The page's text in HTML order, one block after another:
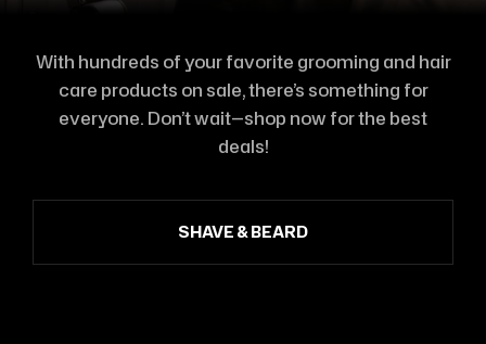
With hundreds of your favorite grooming and hair
care products on sale, there’s something for
everyone. Don’t wait—shop now for the best
deals!
SHAVE & BEARD